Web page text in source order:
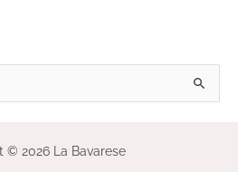
© 2026 La Bavarese